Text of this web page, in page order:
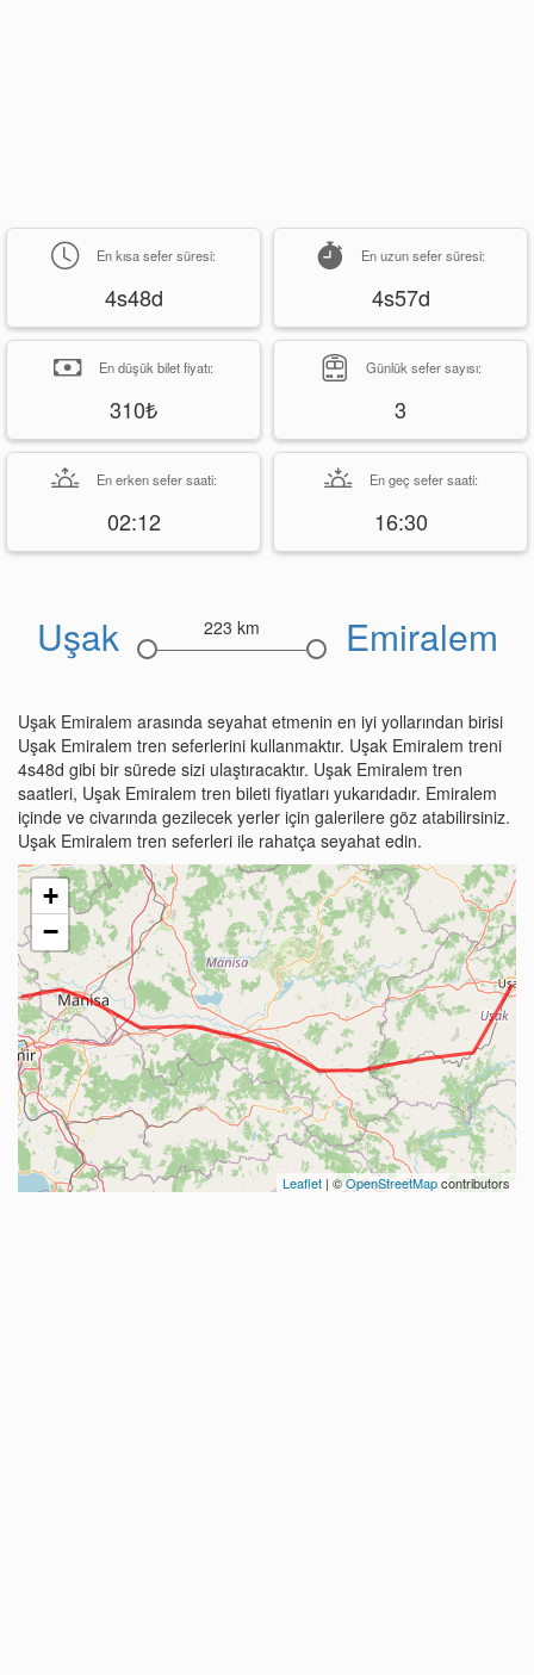
En kısa sefer süresi:
4s48d
En uzun sefer süresi:
4s57d
En düşük bilet fiyatı:
310₺
Günlük sefer sayısı:
3
En erken sefer saati:
02:12
En geç sefer saati:
16:30
Uşak 223 km Emiralem
Uşak Emiralem arasında seyahat etmenin en iyi yollarından birisi
Uşak Emiralem tren seferlerini kullanmaktır. Uşak Emiralem treni
4s48d gibi bir sürede sizi ulaştıracaktır. Uşak Emiralem tren
saatleri, Uşak Emiralem tren bileti fiyatları yukarıdadır. Emiralem
içinde ve civarında gezilecek yerler için galerilere göz atabilirsiniz.
Uşak Emiralem tren seferleri ile rahatça seyahat edin.
+
−
Leaflet | ©OpenStreetMapcontributors